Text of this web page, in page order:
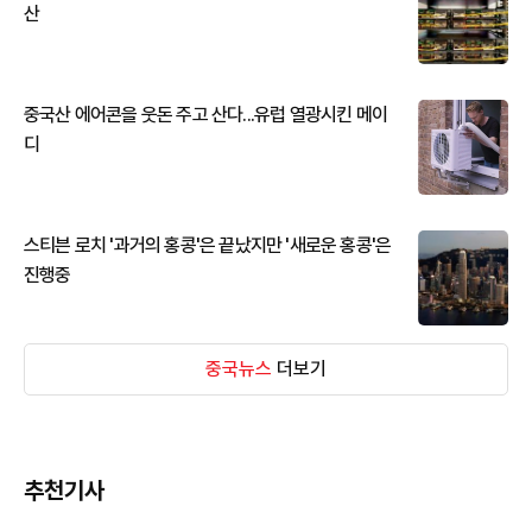
산
중국산 에어콘을 웃돈 주고 산다...유럽 열광시킨 메이
디
스티븐 로치 '과거의 홍콩'은 끝났지만 '새로운 홍콩'은
진행중
중국뉴스 더보기
추천기사